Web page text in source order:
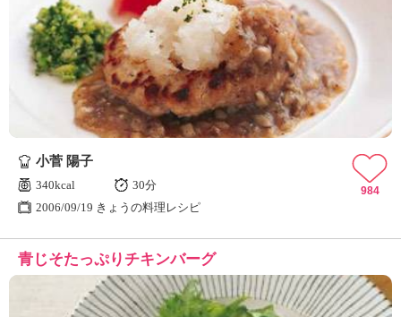
小菅 陽子
340kcal
30分
2006/09/19 きょうの料理レシピ
984
青じそたっぷりチキンバーグ